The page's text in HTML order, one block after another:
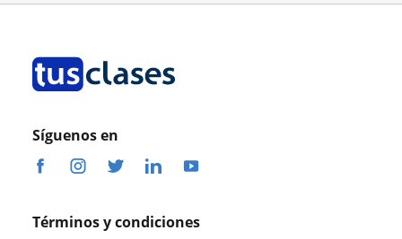
Síguenos en
Términos y condiciones